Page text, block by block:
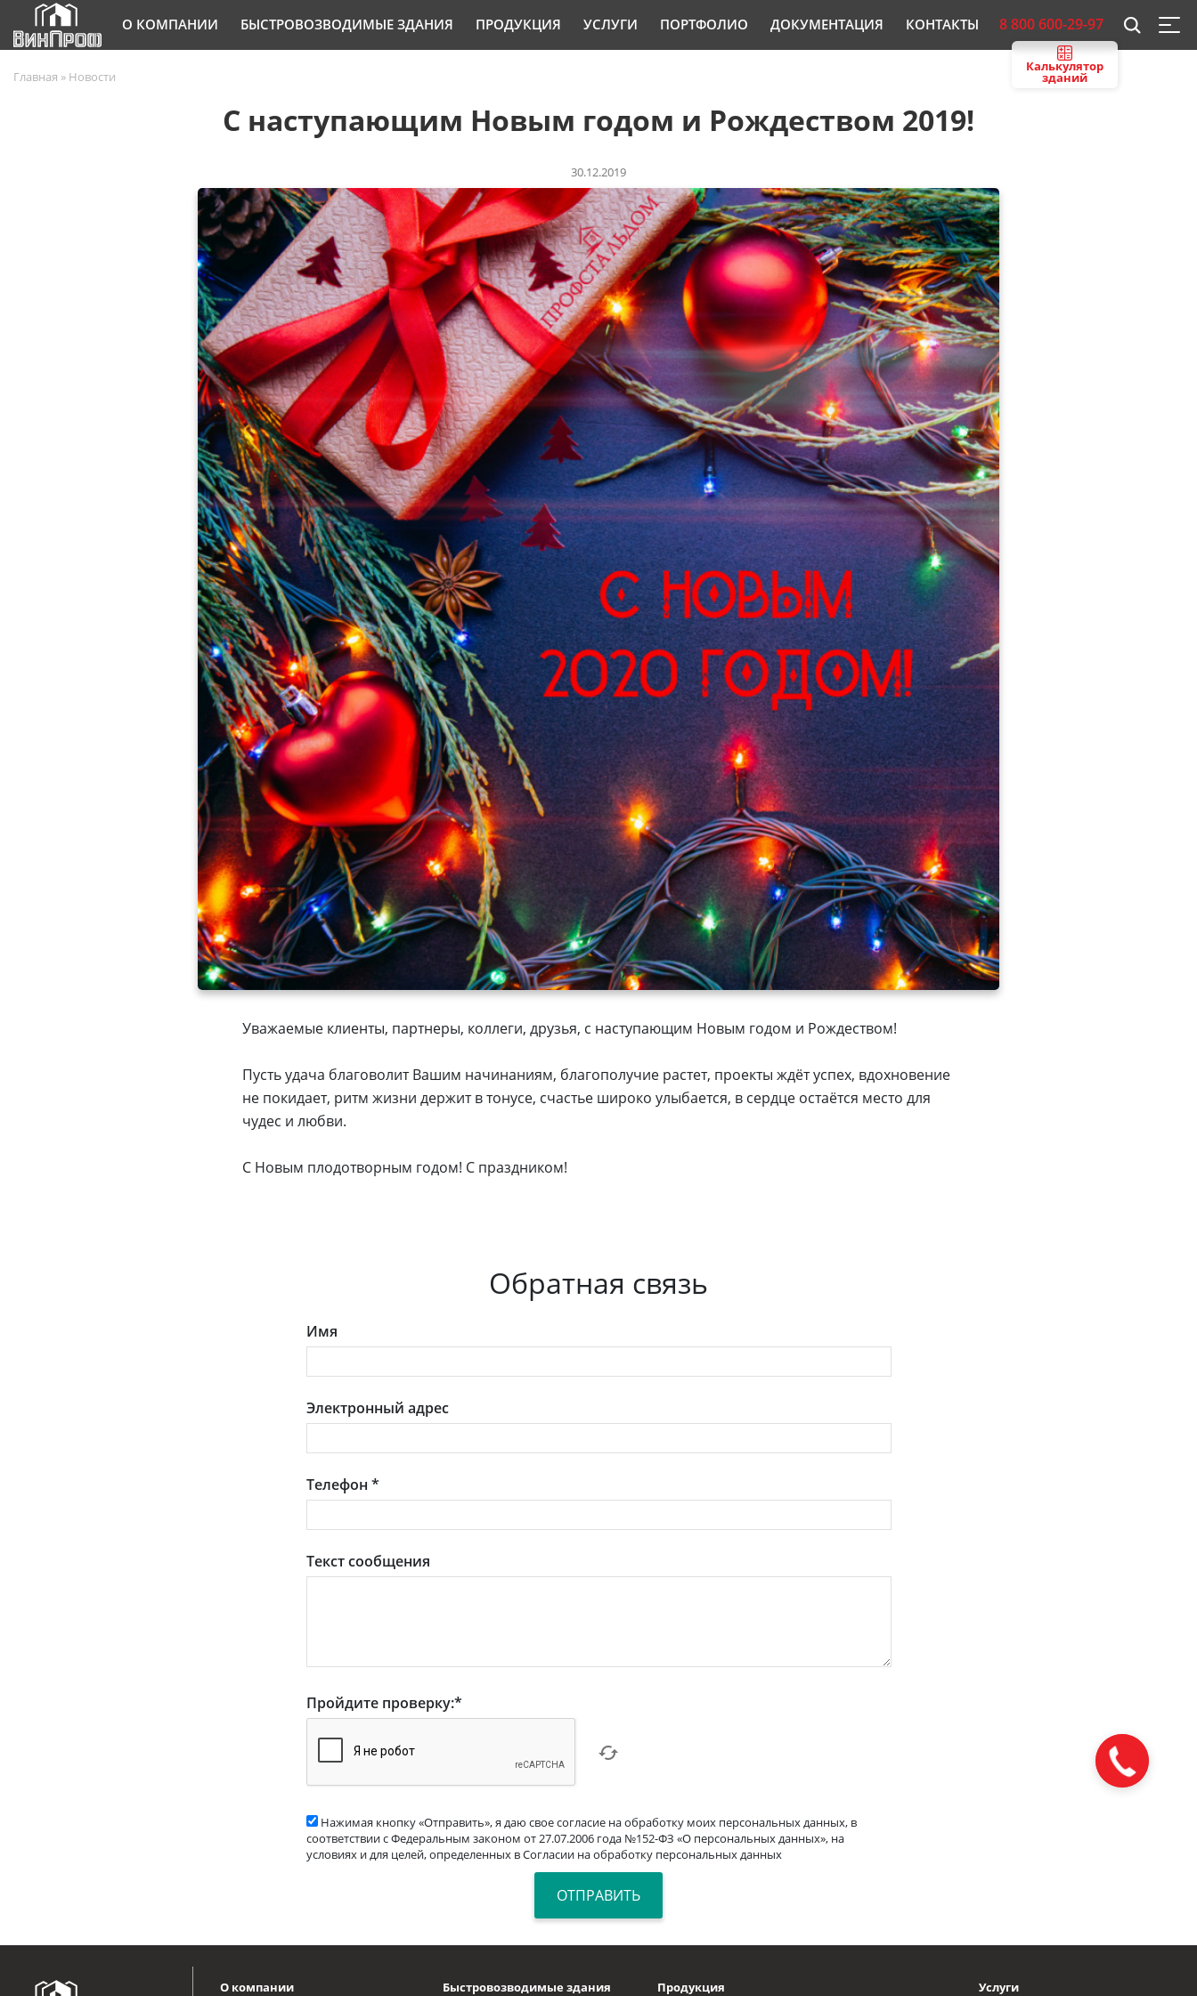
О КОМПАНИИ БЫСТРОВОЗВОДИМЫЕ ЗДАНИЯ ПРОДУКЦИЯ УСЛУГИ ПОРТФОЛИО ДОКУМЕНТАЦИЯ КОНТАКТЫ 8 800 600-29-97
Калькулятор
зданий
Главная » Новости
С наступающим Новым годом и Рождеством 2019!
30.12.2019
Уважаемые клиенты, партнеры, коллеги, друзья, с наступающим Новым годом и Рождеством!
Пусть удача благоволит Вашим начинаниям, благополучие растет, проекты ждёт успех, вдохновение
не покидает, ритм жизни держит в тонусе, счастье широко улыбается, в сердце остаётся место для
чудес и любви.
С Новым плодотворным годом! С праздником!
Обратная связь
Имя
Электронный адрес
Телефон *
Текст сообщения
Пройдите проверку:*
Нажимая кнопку «Отправить», я даю свое согласие на обработку моих персональных данных, в
соответствии с Федеральным законом от 27.07.2006 года №152-ФЗ «О персональных данных», на
условиях и для целей, определенных в Согласии на обработку персональных данных
О компании Быстровозводимые здания Продукция Услуги